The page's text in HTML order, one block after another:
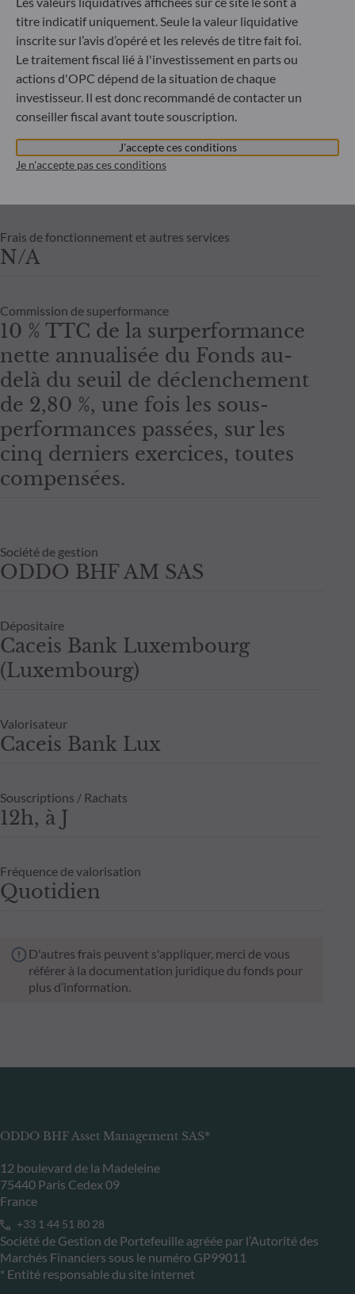
néant
Frais de gestion fixes
Taux annuel de 1% maximum,
payables trimestriellement et
calculés sur base de l'actif net
moyen du compartiment pour le
Frais de fonctionnement et autres services
N/A
Commission de superformance
10 % TTC de la surperformance
nette annualisée du Fonds au-
delà du seuil de déclenchement
de 2,80 %, une fois les sous-
performances passées, sur les
cinq derniers exercices, toutes
compensées.
Société de gestion
ODDO BHF AM SAS
Dépositaire
Caceis Bank Luxembourg
(Luxembourg)
Valorisateur
Caceis Bank Lux
Souscriptions / Rachats
12h, à J
Fréquence de valorisation
Quotidien
D'autres frais peuvent s'appliquer, merci de vous
référer à la documentation juridique du fonds pour
plus d’information.
ODDO BHF Asset Management SAS*
12 boulevard de la Madeleine
75440 Paris Cedex 09
France
+33 1 44 51 80 28
Société de Gestion de Portefeuille agréée par l’Autorité des
Marchés Financiers sous le numéro GP99011
* Entité responsable du site internet
titre indicatif uniquement. Seule la valeur liquidative
inscrite sur l’avis d’opéré et les relevés de titre fait foi.
Le traitement fiscal lié à l'investissement en parts ou
actions d'OPC dépend de la situation de chaque
investisseur. Il est donc recommandé de contacter un
conseiller fiscal avant toute souscription.
J'accepte ces conditions
Je n'accepte pas ces conditions